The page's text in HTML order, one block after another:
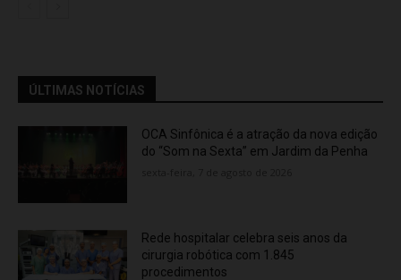
ÚLTIMAS NOTÍCIAS
OCA Sinfônica é a atração da nova edição
do “Som na Sexta” em Jardim da Penha
Rede hospitalar celebra seis anos da
cirurgia robótica com 1.845
procedimentos